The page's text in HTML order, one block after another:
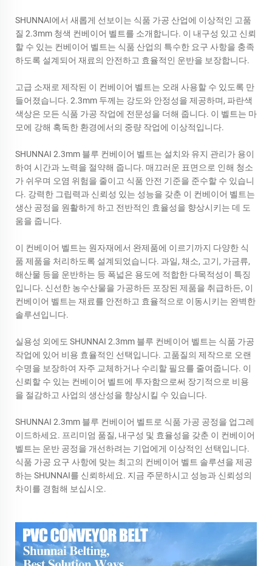
SHUNNAI에서 새롭게 선보이는 식품 가공 산업에 이상적인 고품
질 2.3mm 청색 컨베이어 벨트를 소개합니다. 이 내구성 있고 신뢰
할 수 있는 컨베이어 벨트는 식품 산업의 특수한 요구 사항을 충족
하도록 설계되어 재료의 안전하고 효율적인 운반을 보장합니다.
고급 소재로 제작된 이 컨베이어 벨트는 오래 사용할 수 있도록 만
들어졌습니다. 2.3mm 두께는 강도와 안정성을 제공하며, 파란색
색상은 모든 식품 가공 작업에 전문성을 더해 줍니다. 이 벨트는 마
모에 강해 혹독한 환경에서의 중량 작업에 이상적입니다.
SHUNNAI 2.3mm 블루 컨베이어 벨트는 설치와 유지 관리가 용이
하여 시간과 노력을 절약해 줍니다. 매끄러운 표면으로 인해 청소
가 쉬우며 오염 위험을 줄이고 식품 안전 기준을 준수할 수 있습니
다. 강력한 그립력과 신뢰성 있는 성능을 갖춘 이 컨베이어 벨트는
생산 공정을 원활하게 하고 전반적인 효율성을 향상시키는 데 도
움을 줍니다.
이 컨베이어 벨트는 원자재에서 완제품에 이르기까지 다양한 식
품 제품을 처리하도록 설계되었습니다. 과일, 채소, 고기, 가금류,
해산물 등을 운반하는 등 폭넓은 용도에 적합한 다목적성이 특징
입니다. 신선한 농수산물을 가공하든 포장된 제품을 취급하든, 이
컨베이어 벨트는 재료를 안전하고 효율적으로 이동시키는 완벽한
솔루션입니다.
실용성 외에도 SHUNNAI 2.3mm 블루 컨베이어 벨트는 식품 가공
작업에 있어 비용 효율적인 선택입니다. 고품질의 제작으로 오랜
수명을 보장하여 자주 교체하거나 수리할 필요를 줄여줍니다. 이
신뢰할 수 있는 컨베이어 벨트에 투자함으로써 장기적으로 비용
을 절감하고 사업의 생산성을 향상시킬 수 있습니다.
SHUNNAI 2.3mm 블루 컨베이어 벨트로 식품 가공 공정을 업그레
이드하세요. 프리미엄 품질, 내구성 및 효율성을 갖춘 이 컨베이어
벨트는 운반 공정을 개선하려는 기업에게 이상적인 선택입니다.
식품 가공 요구 사항에 맞는 최고의 컨베이어 벨트 솔루션을 제공
하는 SHUNNAI를 신뢰하세요. 지금 주문하시고 성능과 신뢰성의
차이를 경험해 보십시오.